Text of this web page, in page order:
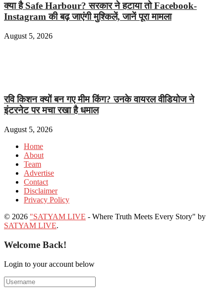
क्या है Safe Harbour? सरकार ने हटाया तो Facebook-
Instagram की बढ़ जाएंगी मुश्किलें, जानें पूरा मामला
August 5, 2026
रवि किशन क्यों बन गए मीम किंग? उनके वायरल वीडियोज ने
इंटरनेट पर मचा रखा है धमाल
August 5, 2026
Home
About
Team
Advertise
Contact
Disclaimer
Privacy Policy
© 2026 "SATYAM LIVE - Where Truth Meets Every Story" by
SATYAM LIVE.
Welcome Back!
Login to your account below